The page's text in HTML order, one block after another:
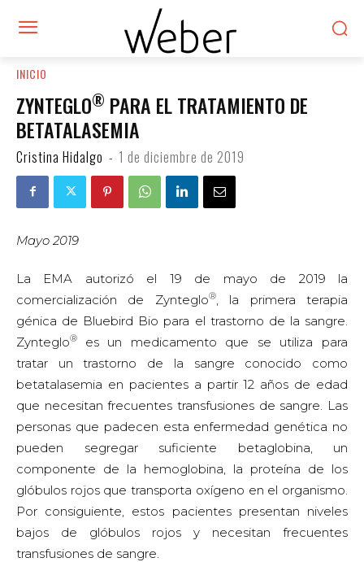
INICIO
ZYNTEGLO® PARA EL TRATAMIENTO DE
BETATALASEMIA
Cristina Hidalgo - 1 de diciembre de 2019
Mayo 2019
La EMA autorizó el 19 de mayo de 2019 la
comercialización de Zynteglo®, la primera terapia
génica de Bluebird Bio para el trastorno de la sangre.
Zynteglo®
es un medicamento que se utiliza para
tratar un trastorno de la sangre conocido como
betatalasemia en pacientes a partir 12 años de edad
que necesitan frecuentes transfusiones de sangre. Las
personas que padecen esta enfermedad genética no
pueden segregar suficiente betaglobina, un
componente de la hemoglobina, la proteína de los
glóbulos rojos que transporta oxígeno en el organismo.
Por consiguiente, estos pacientes presentan niveles
bajos de glóbulos rojos y necesitan frecuentes
transfusiones de sangre.